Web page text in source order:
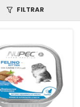
FILTRAR